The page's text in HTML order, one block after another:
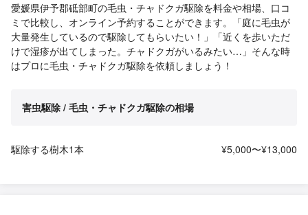
愛媛県伊予郡砥部町の毛虫・チャドクガ駆除を料金や相場、口コ
ミで比較し、オンライン予約することができます。「庭に毛虫が
大量発生しているので駆除してもらいたい！」「近くを歩いただ
けで湿疹が出てしまった。チャドクガがいるみたい…」そんな時
はプロに毛虫・チャドクガ駆除を依頼しましょう！
害虫駆除 / 毛虫・チャドクガ駆除の相場
駆除する樹木1本 ¥5,000〜¥13,000